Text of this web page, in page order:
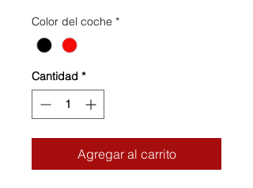
Color del coche *
Cantidad *
Agregar al carrito